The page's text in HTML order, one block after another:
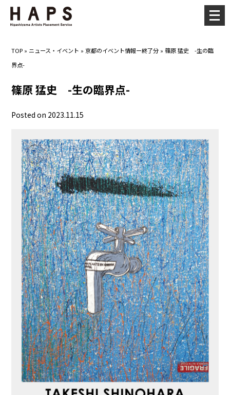
TOP » ニュース・イベント »京都のイベント情報ー終了分 »篠原 猛史 -生の臨
界点-
篠原 猛史 -生の臨界点-
Posted on 2023.11.15
メ
ニ
ー